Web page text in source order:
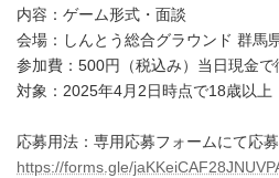
内容：ゲーム形式・面談
会場：しんとう総合グラウンド 群馬
参加費：500円（税込み）当日現金で
対象：2025年4月2日時点で18歳以上
応募用法：専用応募フォームにて応募
https://forms.gle/